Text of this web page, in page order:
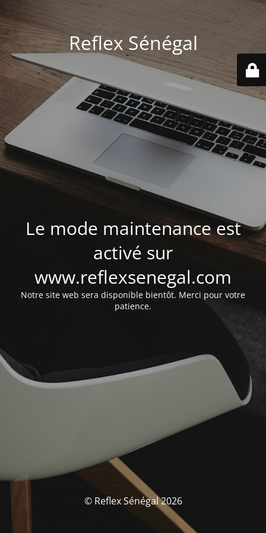
Reflex Sénégal
Le mode maintenance est
activé sur
www.reflexsenegal.com
Notre site web sera disponible bientôt. Merci pour votre
patience.
© Reflex Sénégal 2026